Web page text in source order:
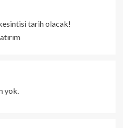
tarih olacak!
yok.